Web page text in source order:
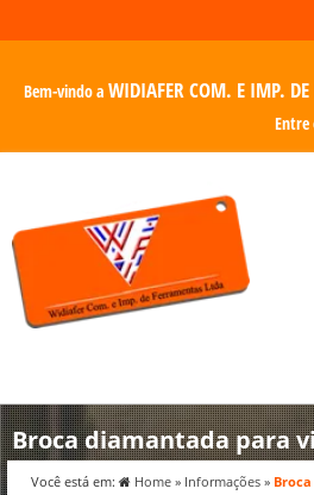
Bem-vindo a WIDIAFER COM. E IMP. DE
Broca diamantada para
Você está em: Home » Informações »